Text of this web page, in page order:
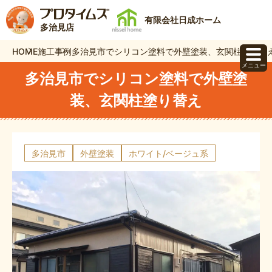
多治見店
有限会社日成ホーム
HOME施工事例多治見市でシリコン塗料で外壁塗装、玄関柱塗り替
多治見市でシリコン塗料で外壁塗
装、玄関柱塗り替え
多治見市 外壁塗装 ホワイト/ベージュ系
メニュー